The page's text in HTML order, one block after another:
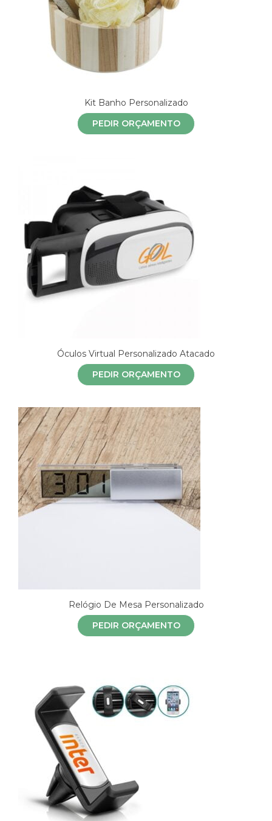
Kit Banho Personalizado
PEDIR ORÇAMENTO
Óculos Virtual Personalizado Atacado
PEDIR ORÇAMENTO
Relógio De Mesa Personalizado
PEDIR ORÇAMENTO